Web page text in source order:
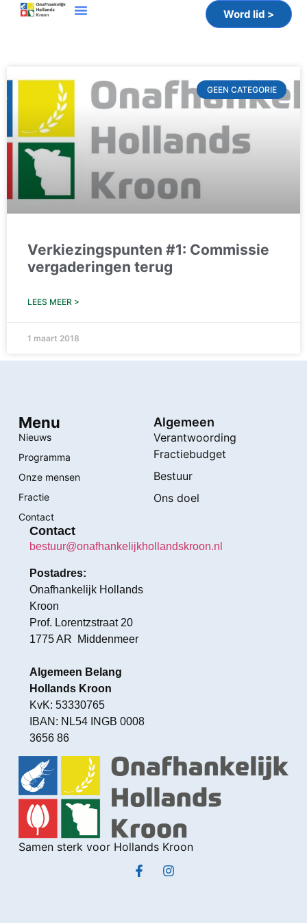
Word lid >
GEEN CATEGORIE
Verkiezingspunten #1: Commissie
vergaderingen terug
LEES MEER >
1 maart 2018
Samen sterk voor Hollands Kroon
Menu
Nieuws
Programma
Onze mensen
Fractie
Contact
Algemeen
Verantwoording
Fractiebudget
Bestuur
Ons doel
Contact
bestuur@onafhankelijkhollandskroon.nl
Postadres:
Onafhankelijk Hollands
Kroon
Prof. Lorentzstraat 20
1775 AR Middenmeer
Algemeen Belang
Hollands Kroon
KvK: 53330765
IBAN: NL54 INGB 0008
3656 86